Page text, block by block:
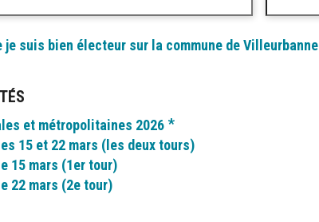
je suis bien électeur sur la commune de Villeurbanne
et métropolitaines 2026 *
15 et 22 mars (les deux tours)
15 mars (1er tour)
22 mars (2e tour)